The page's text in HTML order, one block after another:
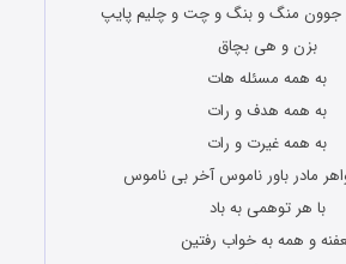
جوون منگ و بنگ و چت و چلیم پایپ
بزن و هی بچاق
به همه مسئله هات
به همه هدف و رات
به همه غیرت و رات
مادر باور ناموس آخر بی ناموس
با هر توهمی به باد
و همه به خواب رفتین